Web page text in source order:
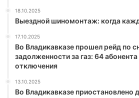
18.10.2025
Выездной шиномонтаж: когда
17.10.2025
Во Владикавказе прошел рейд по
задолженности за газ: 64
отключения
13.10.2025
Во Владикавказе приостановлено